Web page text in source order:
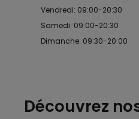
Vendredi: 09:00-20:30
Samedi: 09:00-20:30
Dimanche: 09:30-20:00
Découvrez